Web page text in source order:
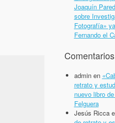
Joaquín
sobre
Fotografía»
Fernando el
adminen
retrato y
nuevo libro
Felguera
Jesús Ricca